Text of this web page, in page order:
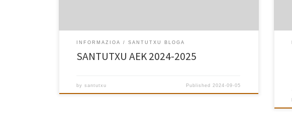
INFORMAZIOA SANTUTXU BLOGA
SANTUTXU AEK 2024-2025
bysantutxu Published2024-09-05